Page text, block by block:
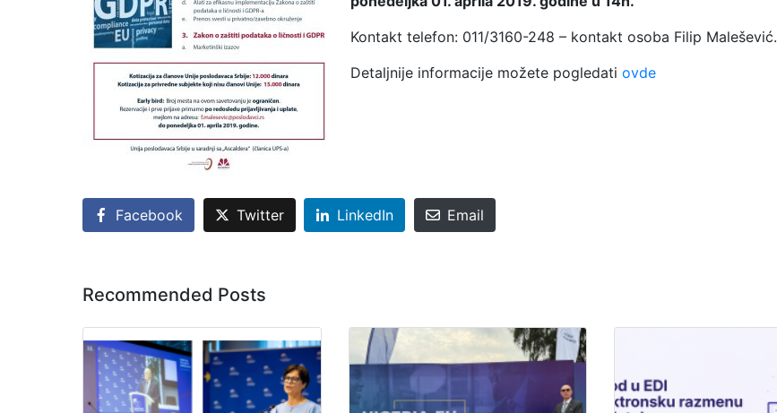
Kontakt telefon: 011/3160-248 – kontakt osoba Filip Malešević.
Detaljnije informacije možete pogledati ovde
Facebook Twitter LinkedIn Email
Recommended Posts